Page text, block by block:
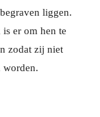
liggen.
er om hen te
zodat zij niet
worden.